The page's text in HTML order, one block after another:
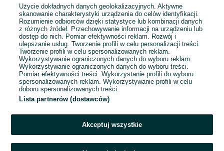
Sprzedający nie otrzymał jeszcze żadnych ocen
Kup jeden z przedmiotów sprzedającego z Przesyłką OLX,
aby być jedną z pierwszych osób, która wystawi mu ocenę.
Użycie dokładnych danych geolokalizacyjnych. Aktywne
skanowanie charakterystyki urządzenia do celów identyfikacji.
Rozumienie odbiorców dzięki statystyce lub kombinacji danych
z różnych źródeł. Przechowywanie informacji na urządzeniu lub
dostęp do nich. Pomiar efektywności reklam. Rozwój i
ulepszanie usług. Tworzenie profili w celu personalizacji treści.
Tworzenie profili w celu spersonalizowanych reklam.
Wykorzystywanie ograniczonych danych do wyboru reklam.
Wykorzystywanie ograniczonych danych do wyboru treści.
Pomiar efektywności treści. Wykorzystanie profili do wyboru
spersonalizowanych reklam. Wykorzystywanie profili w celu
doboru spersonalizowanych treści.
Lista partnerów (dostawców)
Akceptuj wszystkie